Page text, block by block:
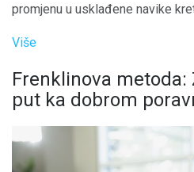
promjenu u usklađene navike
Više
Frenklinova
put ka dobrom